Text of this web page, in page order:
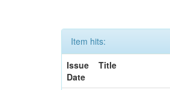
Item hits:
Issue
Date
Title